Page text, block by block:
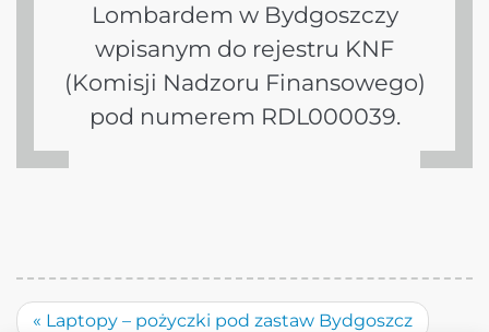
Lombardem w Bydgoszczy
wpisanym do rejestru KNF
(Komisji Nadzoru Finansowego)
pod numerem RDL000039.
« Laptopy – pożyczki pod zastaw Bydgoszcz